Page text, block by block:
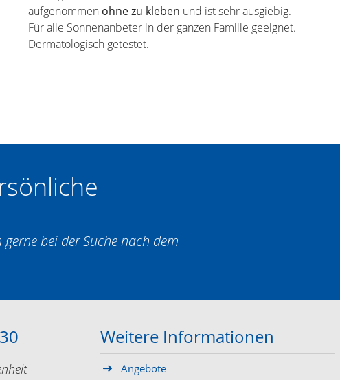
aufgenommen ohne zu kleben und ist sehr ausgiebig.
Für alle Sonnenanbeter in der ganzen Familie geeignet.
Dermatologisch getestet.
bei der Suche nach dem
Weitere Informationen
Angebote